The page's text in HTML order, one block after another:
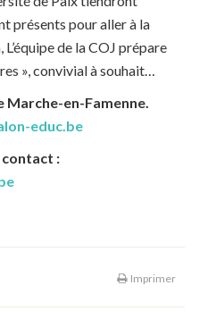
présents pour aller à la
de la COJ prépare
», convivial à souhait…
Marche-en-Famenne.
educ.be
:
Imprimer